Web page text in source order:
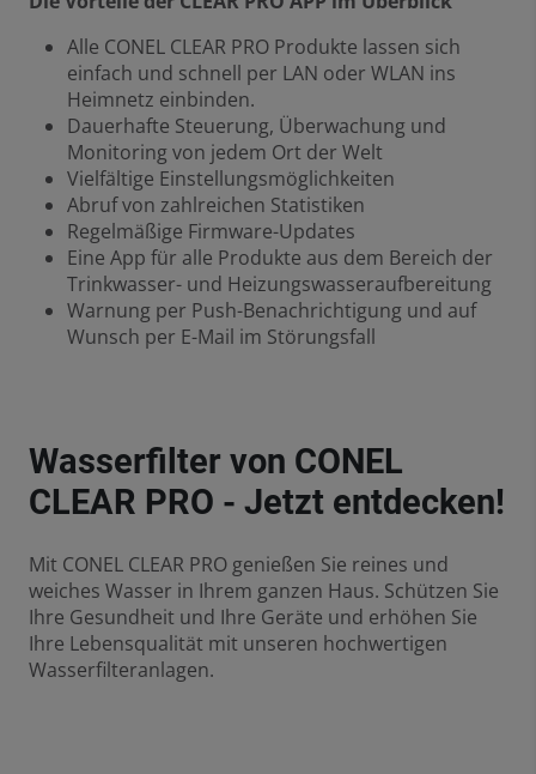
Alle CONEL CLEAR PRO Produkte lassen sich
einfach und schnell per LAN oder WLAN ins
Heimnetz einbinden.
Dauerhafte Steuerung, Überwachung und
Monitoring von jedem Ort der Welt
Vielfältige Einstellungsmöglichkeiten
Abruf von zahlreichen Statistiken
Regelmäßige Firmware-Updates
Eine App für alle Produkte aus dem Bereich der
Trinkwasser- und Heizungswasseraufbereitung
Warnung per Push-Benachrichtigung und auf
Wunsch per E-Mail im Störungsfall
Wasserfilter von CONEL
CLEAR PRO - Jetzt entdecken!
Mit CONEL CLEAR PRO genießen Sie reines und
weiches Wasser in Ihrem ganzen Haus. Schützen Sie
Ihre Gesundheit und Ihre Geräte und erhöhen Sie
Ihre Lebensqualität mit unseren hochwertigen
Wasserfilteranlagen.